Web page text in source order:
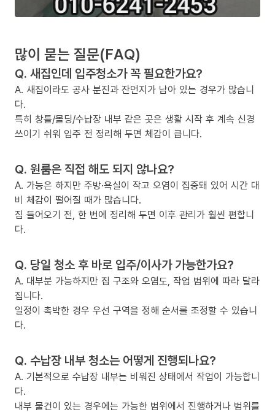
많이 묻는 질문(FAQ)
Q. 새집인데 입주청소가 꼭 필요한가요?
A. 새집이라도 공사 분진과 잔먼지가 남아 있는 경우가 많습니
다.
특히 창틀/몰딩/수납장 내부 같은 곳은 생활 시작 후 계속 신경
쓰이기 쉬워 입주 전 정리해 두면 체감이 큽니다.
Q. 원룸은 직접 해도 되지 않나요?
A. 가능은 하지만 주방·욕실이 작고 오염이 집중돼 있어 시간 대
비 체감이 떨어질 때가 많습니다.
짐 들어오기 전, 한 번에 정리해 두면 이후 관리가 훨씬 편합니
다.
Q. 당일 청소 후 바로 입주/이사가 가능한가요?
A. 대부분 가능하지만 집 구조와 오염도, 작업 범위에 따라 달라
집니다.
일정이 촉박한 경우 우선 구역을 정해 순서를 조정할 수 있습니
다.
Q. 수납장 내부 청소는 어떻게 진행되나요?
A. 기본적으로 수납장 내부는 비워진 상태에서 작업이 가능합니
다.
내부 물건이 있는 경우에는 가능한 범위에서 진행하거나 범위를